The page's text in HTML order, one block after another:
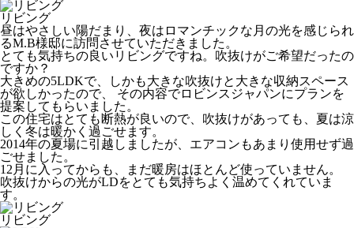
リビング
昼はやさしい陽だまり、夜はロマンチックな月の光を感じられ
るM.B様邸に訪問させていただきました。
とても気持ちの良いリビングですね。吹抜けがご希望だったの
ですか？
大きめの5LDKで、しかも大きな吹抜けと大きな収納スペース
が欲しかったので、 その内容でロビンスジャパンにプランを
提案してもらいました。
この住宅はとても断熱が良いので、吹抜けがあっても、夏は涼
しく冬は暖かく過ごせます。
2014年の夏場に引越しましたが、エアコンもあまり使用せず過
ごせました。
12月に入ってからも、まだ暖房はほとんど使っていません。
吹抜けからの光がLDをとても気持ちよく温めてくれていま
す。
リビング